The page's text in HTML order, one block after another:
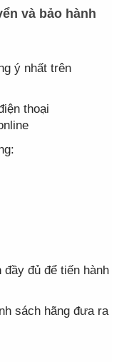
và bảo hành
ý nhất trên
thoại
đủ để tiến hành
sách hãng đưa ra